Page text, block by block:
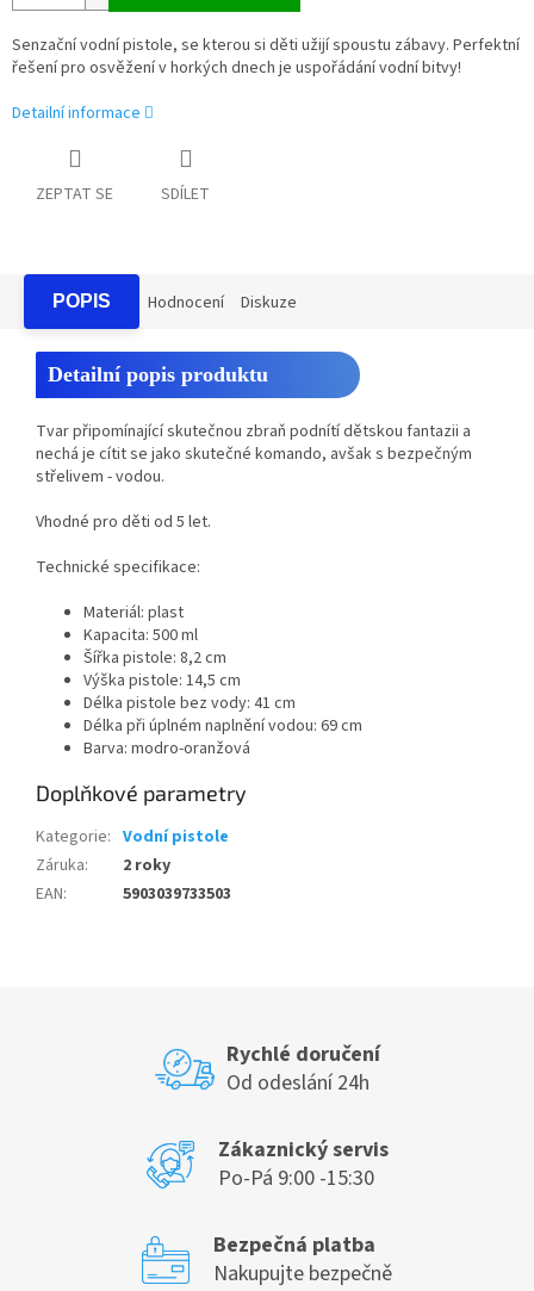
Senzační vodní pistole, se kterou si děti užijí spoustu zábavy. Perfektní
řešení pro osvěžení v horkých dnech je uspořádání vodní bitvy!
Detailní informace
ZEPTAT SE SDÍLET
POPIS Hodnocení Diskuze
Detailní popis produktu
Tvar připomínající skutečnou zbraň podnítí dětskou fantazii a
nechá je cítit se jako skutečné komando, avšak s bezpečným
střelivem - vodou.
Vhodné pro děti od 5 let.
Technické specifikace:
Materiál: plast
Kapacita: 500 ml
Šířka pistole: 8,2 cm
Výška pistole: 14,5 cm
Délka pistole bez vody: 41 cm
Délka při úplném naplnění vodou: 69 cm
Barva: modro-oranžová
Doplňkové parametry
Kategorie: Vodní pistole
Záruka:
2 roky
EAN: 5903039733503
Rychlé doručení
Od odeslání 24h
Zákaznický servis
Po-Pá 9:00 -15:30
Bezpečná platba
Nakupujte bezpečně